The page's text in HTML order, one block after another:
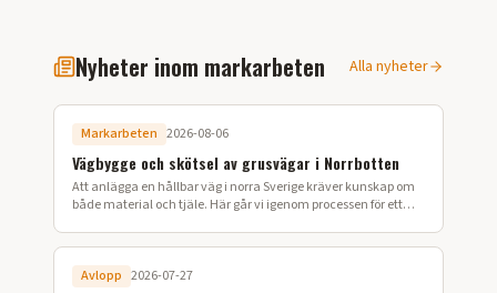
Nyheter inom markarbeten Alla nyheter
Markarbeten 2026-08-06
Vägbygge och skötsel av grusvägar i Norrbotten
Att anlägga en hållbar väg i norra Sverige kräver kunskap om
både material och tjäle. Här går vi igenom processen för ett
Avlopp 2026-07-27